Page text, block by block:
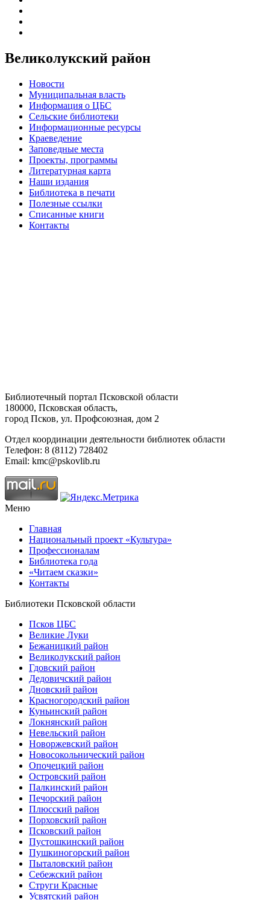
Великолукский район
Новости
Муниципальная власть
Информация о ЦБС
Сельские библиотеки
Информационные ресурсы
Краеведение
Заповедные места
Проекты, программы
Литературная карта
Наши издания
Библиотека в печати
Полезные ссылки
Списанные книги
Контакты
Библиотечный портал Псковской области
180000, Псковская область,
город Псков, ул. Профсоюзная, дом 2
Отдел координации деятельности библиотек области
Телефон: 8 (8112) 728402
Email: kmc@pskovlib.ru
Меню
Главная
Национальный проект «Культура»
Профессионалам
Библиотека года
«Читаем сказки»
Контакты
Библиотеки Псковской области
Псков ЦБС
Великие Луки
Бежаницкий район
Великолукский район
Гдовский район
Дедовичский район
Дновский район
Красногородский район
Куньинский район
Локнянский район
Невельский район
Новоржевский район
Новосокольнический район
Опочецкий район
Островский район
Палкинский район
Печорский район
Плюсский район
Порховский район
Псковский район
Пустошкинский район
Пушкиногорский район
Пыталовский район
Себежский район
Струги Красные
Усвятский район